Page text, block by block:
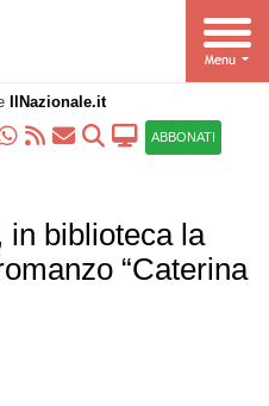
IlNazionale.it
ABBONATI
in biblioteca la
“Caterina